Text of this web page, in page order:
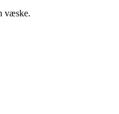
væske.